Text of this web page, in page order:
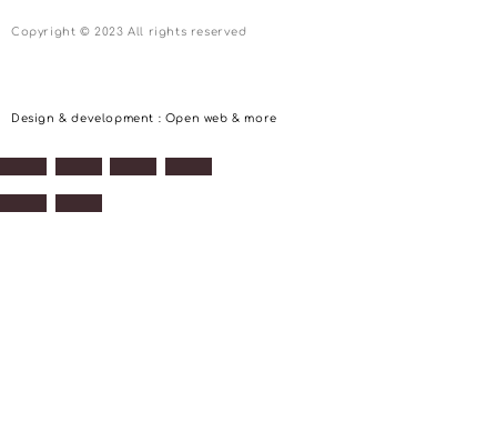
Copyright © 2023 All rights reserved
Design & development : Open web & more